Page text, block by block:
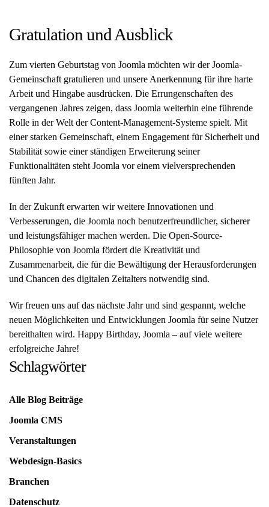
Gratulation und Ausblick
Zum vierten Geburtstag von Joomla möchten wir der Joomla-
Gemeinschaft gratulieren und unsere Anerkennung für ihre harte
Arbeit und Hingabe ausdrücken. Die Errungenschaften des
vergangenen Jahres zeigen, dass Joomla weiterhin eine führende
Rolle in der Welt der Content-Management-Systeme spielt. Mit
einer starken Gemeinschaft, einem Engagement für Sicherheit und
Stabilität sowie einer ständigen Erweiterung seiner
Funktionalitäten steht Joomla vor einem vielversprechenden
fünften Jahr.
In der Zukunft erwarten wir weitere Innovationen und
Verbesserungen, die Joomla noch benutzerfreundlicher, sicherer
und leistungsfähiger machen werden. Die Open-Source-
Philosophie von Joomla fördert die Kreativität und
Zusammenarbeit, die für die Bewältigung der Herausforderungen
und Chancen des digitalen Zeitalters notwendig sind.
Wir freuen uns auf das nächste Jahr und sind gespannt, welche
neuen Möglichkeiten und Entwicklungen Joomla für seine Nutzer
bereithalten wird. Happy Birthday, Joomla – auf viele weitere
erfolgreiche Jahre!
Schlagwörter
Alle Blog Beiträge
Joomla CMS
Veranstaltungen
Webdesign-Basics
Branchen
Datenschutz